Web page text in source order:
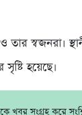
স্বজনরা।
হয়েছে।
খবর সংগ্রহ করে